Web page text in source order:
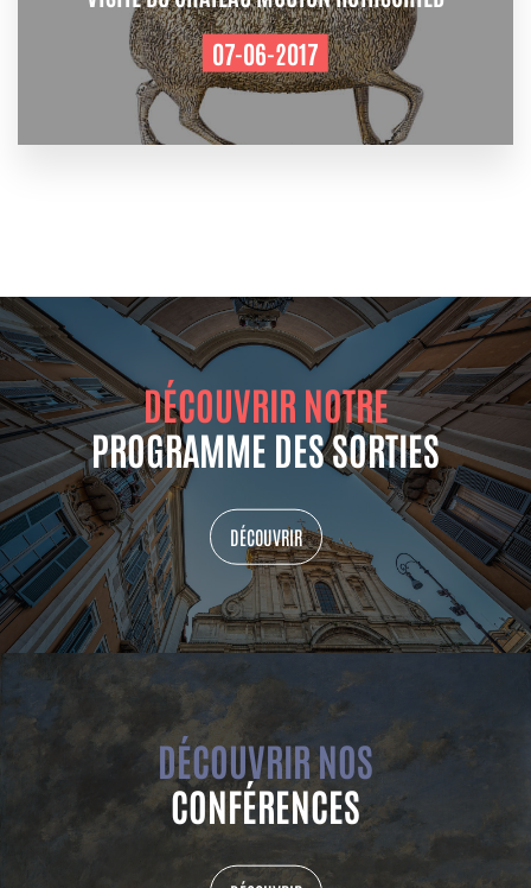
07-06-2017
DÉCOUVRIR NOTRE
PROGRAMME DES SORTIES
DÉCOUVRIR
DÉCOUVRIR NOS
CONFÉRENCES